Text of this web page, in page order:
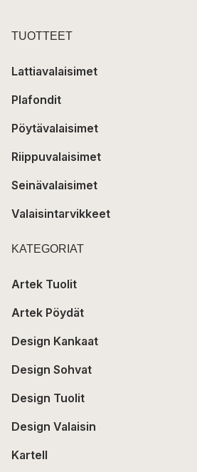
TUOTTEET
Lattiavalaisimet
Plafondit
Pöytävalaisimet
Riippuvalaisimet
Seinävalaisimet
Valaisintarvikkeet
KATEGORIAT
Artek Tuolit
Artek Pöydät
Design Kankaat
Design Sohvat
Design Tuolit
Design Valaisin
Kartell